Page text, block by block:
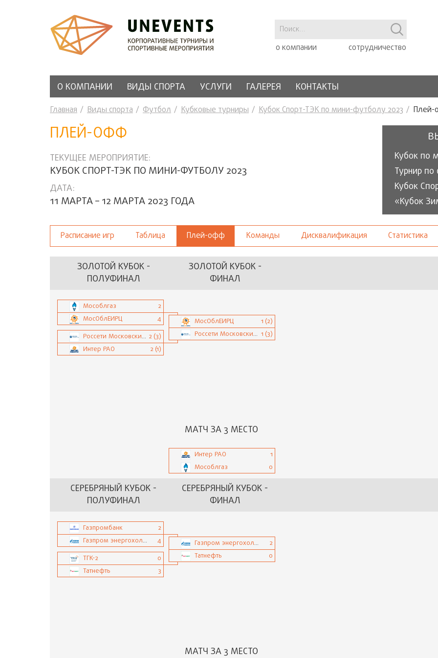
о компании сотрудничество
О КОМПАНИИ ВИДЫ СПОРТА УСЛУГИ ГАЛЕРЕЯ КОНТАКТЫ
Главная Виды спорта Футбол Кубковые турниры Кубок Спорт-ТЭК по мини-футболу 2023
ПЛЕЙ-ОФФ
ТЕКУЩЕЕ МЕРОПРИЯТИЕ:
КУБОК СПОРТ-ТЭК ПО МИНИ-ФУТБОЛУ 2023
ДАТА:
11 МАРТА – 12 МАРТА 2023 ГОДА
Кубок по
Кубок
«Кубок
«Кубок
Кубок по
Расписание игр Таблица Плей-офф Команды Дисквалификация Статистика
ЗОЛОТОЙ КУБОК -
ПОЛУФИНАЛ
ЗОЛОТОЙ КУБОК -
ФИНАЛ
Мособлгаз
2
МосОблЕИРЦ
4
Россети Московский регион 2 (3)
Интер РАО
2 (1)
МосОблЕИРЦ
1 (2)
Россети Московский регион 1 (3)
МАТЧ ЗА 3 МЕСТО
Интер РАО
1
Мособлгаз
0
СЕРЕБРЯНЫЙ КУБОК -
ПОЛУФИНАЛ
СЕРЕБРЯНЫЙ КУБОК -
ФИНАЛ
Газпромбанк
2
Газпром энергохолдинг
4
ТГК-2
0
Татнефть
3
Газпром энергохолдинг
2
Татнефть
0
МАТЧ ЗА 3 МЕСТО